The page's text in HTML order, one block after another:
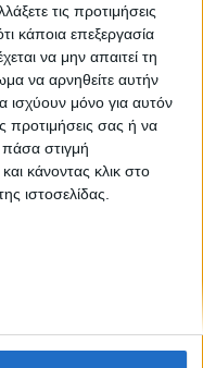
τις προτιμήσεις
κάποια επεξεργασία
να μην απαιτεί τη
να αρνηθείτε αυτήν
ισχύουν μόνο για αυτόν
προτιμήσεις σας ή να
στιγμή
κάνοντας κλικ στο
ιστοσελίδας.